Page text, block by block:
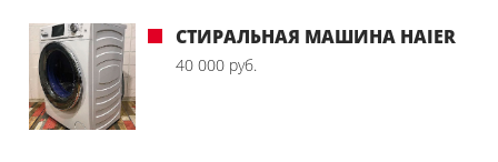
СТИРАЛЬНАЯ МАШИНА HAIER
40 000 руб.